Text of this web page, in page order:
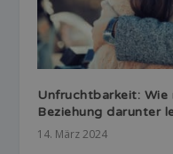
Unfruchtbarkeit: Wie
Beziehung darunter
14. März 2024